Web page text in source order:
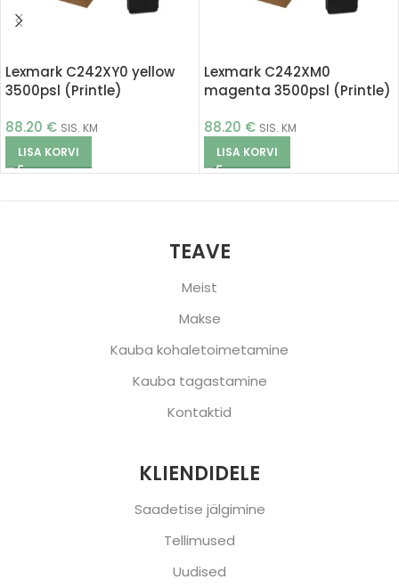
Lexmark C242XY0 yellow
3500psl (Printle)
88.20 € SIS. KM
LISA KORVI
Lexmark C242XM0
magenta 3500psl (Printle)
88.20 € SIS. KM
LISA KORVI
TEAVE
Meist
Makse
Kauba kohaletoimetamine
Kauba tagastamine
Kontaktid
KLIENDIDELE
Saadetise jälgimine
Tellimused
Uudised